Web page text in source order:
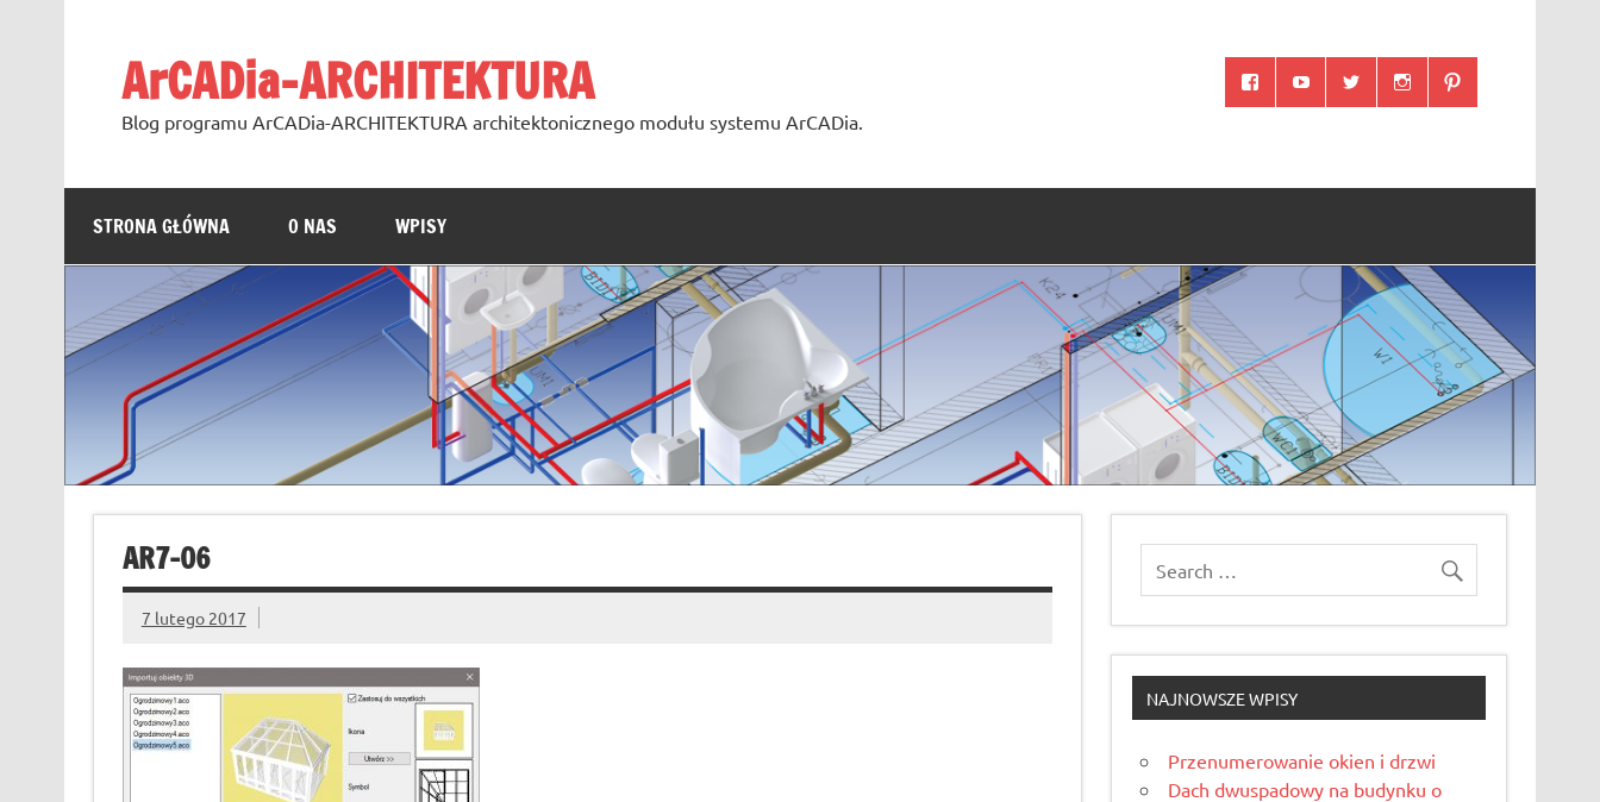
ArCADia-ARCHITEKTURA
Blog programu ArCADia-ARCHITEKTURA architektonicznego modułu systemu ArCADia.
STRONA GŁÓWNA O NAS WPISY
AR7-06
7 lutego 2017
NAJNOWSZE WPISY
Przenumerowanie okien i drzwi
Dach dwuspadowy na budynku o